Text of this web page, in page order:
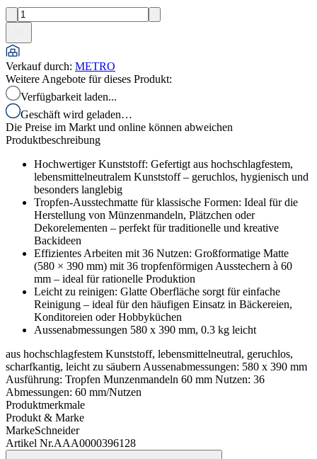
Verkauf durch: METRO
Weitere Angebote für dieses Produkt:
Verfügbarkeit laden...
Geschäft wird geladen…
Die Preise im Markt und online können abweichen
Produktbeschreibung
Hochwertiger Kunststoff: Gefertigt aus hochschlagfestem,
lebensmittelneutralem Kunststoff – geruchlos, hygienisch und
besonders langlebig
Tropfen-Ausstechmatte für klassische Formen: Ideal für die
Herstellung von Münzenmandeln, Plätzchen oder
Dekorelementen – perfekt für traditionelle und kreative
Backideen
Effizientes Arbeiten mit 36 Nutzen: Großformatige Matte
(580 × 390 mm) mit 36 tropfenförmigen Ausstechern à 60
mm – ideal für rationelle Produktion
Leicht zu reinigen: Glatte Oberfläche sorgt für einfache
Reinigung – ideal für den häufigen Einsatz in Bäckereien,
Konditoreien oder Hobbyküchen
Aussenabmessungen 580 x 390 mm, 0.3 kg leicht
aus hochschlagfestem Kunststoff, lebensmittelneutral, geruchlos,
scharfkantig, leicht zu säubern Aussenabmessungen: 580 x 390 mm
Ausführung: Tropfen Munzenmandeln 60 mm Nutzen: 36
Abmessungen: 60 mm/Nutzen
Produktmerkmale
Produkt & Marke
MarkeSchneider
Artikel Nr.AAA0000396128